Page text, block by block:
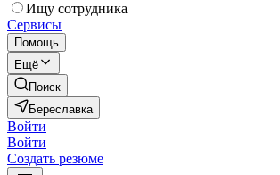
Ищу сотрудника
Сервисы
Помощь
Ещё
Поиск
Береславка
Войти
Войти
Создать резюме